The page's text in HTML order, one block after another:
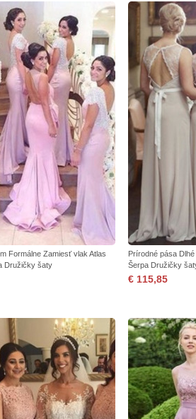
Formálne Zamiesť vlak Atlas
Družičky šaty
Prírodné pása
Šerpa Družičky
€ 115,85